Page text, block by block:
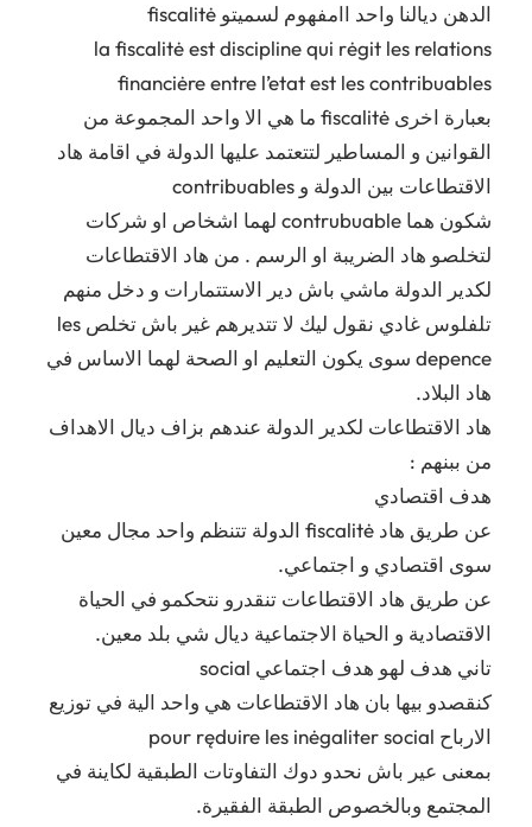
الدهن ديالنا واحد اامفهوم لسميتو fiscalitė
la fiscalitė est discipline qui rėgit les relations
financiėre entre l’etat est les contribuables
بعبارة اخرى fiscalitė ما هي الا واحد المجموعة من
القوانين و المساطير لتتعتمد عليها الدولة في اقامة هاد
الاقتطاعات بين الدولة و contribuables
شكون هما contrubuable لهما اشخاص او شركات
لتخلصو هاد الضريبة او الرسم . من هاد الاقتطاعات
لكدير الدولة ماشي باش دير الاستتمارات و دخل منهم
تلفلوس غادي نقول ليك لا تتديرهم غير باش تخلص les
depence سوى يكون التعليم او الصحة لهما الاساس في
هاد البلاد.
هاد الاقتطاعات لكدير الدولة عندهم بزاف ديال الاهداف
من ببنهم :
هدف اقتصادي
عن طريق هاد fiscalitė الدولة تتنظم واحد مجال معين
سوى اقتصادي و اجتماعي.
عن طريق هاد الاقتطاعات تنقدرو نتحكمو في الحياة
الاقتصادية و الحياة الاجتماعية ديال شي بلد معين.
تاني هدف لهو هدف اجتماعي social
كنقصدو بيها بان هاد الاقتطاعات هي واحد الية في توزيع
الارباح pour ręduire les inėgaliter social
بمعنى عير باش نحدو دوك التفاوتات الطبقية لكاينة في
المجتمع وبالخصوص الطبقة الفقيرة.